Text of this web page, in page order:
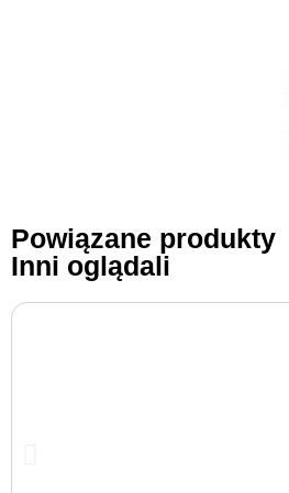
Powiązane produkty
Inni oglądali